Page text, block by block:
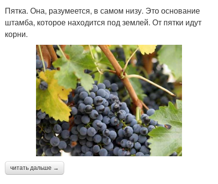
Пятка. Она, разумеется, в самом низу. Это основание
штамба, которое находится под землей. От пятки идут
корни.
читать дальше →